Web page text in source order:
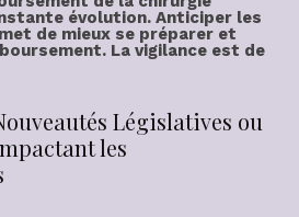
évolution. Anticiper les
de mieux se préparer et
. La vigilance est de
Législatives ou
les